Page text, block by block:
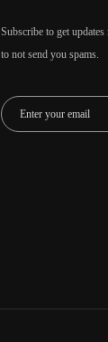
Subscribe to get
to not send you spams.